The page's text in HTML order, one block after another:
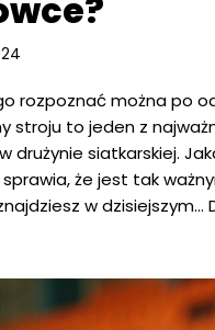
rozpoznać można po
stroju to jeden z
drużynie siatkarskiej.
że jest tak
w dzisiejszym…